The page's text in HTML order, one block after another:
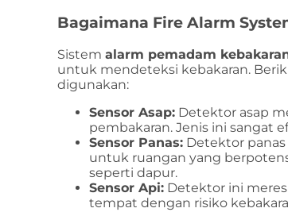
Bagaimana Fire Alarm
Sistem alarm pemadam
untuk mendeteksi kebakaran.
digunakan:
Sensor Asap: Detektor asap
pembakaran. Jenis ini sangat
Sensor Panas: Detektor
untuk ruangan yang
seperti dapur.
Sensor Api: Detektor ini
tempat dengan risiko